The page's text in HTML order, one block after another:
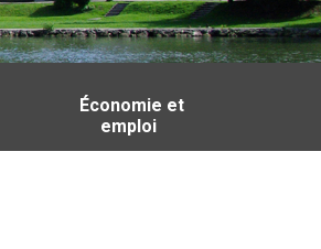
Économie et
emploi